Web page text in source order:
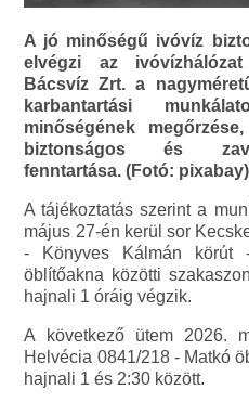
A jó minőségű ivóvíz
elvégzi az
Bácsvíz Zrt. a
karbantartási
minőségének
biztonságos és
fenntartása. (Fotó: pixabay)
A tájékoztatás szerint a
május 27-én kerül sor
- Könyves Kálmán körút
öblítőakna közötti
hajnali 1 óráig végzik.
A következő ütem 2026.
Helvécia 0841/218 - Matkó
hajnali 1 és 2:30 között.